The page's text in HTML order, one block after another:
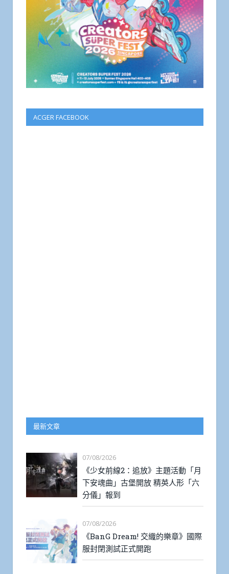
ACGER FACEBOOK
最新文章
07/08/2026
《少女前線2：追放》主題活動「月
下安魂曲」古堡開放 精英人形「六
分儀」報到
07/08/2026
《BanG Dream! 交織的樂章》國際
服封閉測試正式開跑